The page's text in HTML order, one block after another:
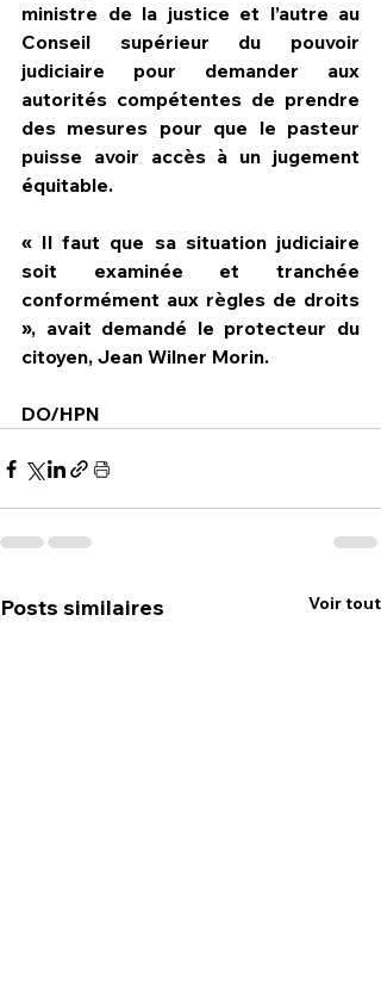
ministre de la justice et l’autre au
Conseil supérieur du pouvoir
judiciaire pour demander aux
autorités compétentes de prendre
des mesures pour que le pasteur
puisse avoir accès à un jugement
équitable.
« Il faut que sa situation judiciaire
soit examinée et tranchée
conformément aux règles de droits
», avait demandé le protecteur du
citoyen, Jean Wilner Morin.
DO/HPN
Posts similaires Voir tout